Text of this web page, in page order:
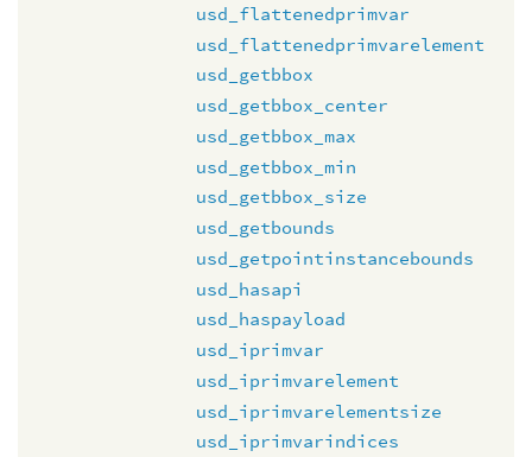
usd_flattenedprimvar
usd_flattenedprimvarelement
usd_getbbox
usd_getbbox_center
usd_getbbox_max
usd_getbbox_min
usd_getbbox_size
usd_getbounds
usd_getpointinstancebounds
usd_hasapi
usd_haspayload
usd_iprimvar
usd_iprimvarelement
usd_iprimvarelementsize
usd_iprimvarindices